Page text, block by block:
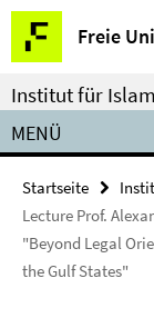
Springe
direkt
zu
Inhalt
Freie
Service-
Navigation
Institut für
MENÜ
Startseite
Lecture Prof.
"Beyond Legal
the Gulf States"